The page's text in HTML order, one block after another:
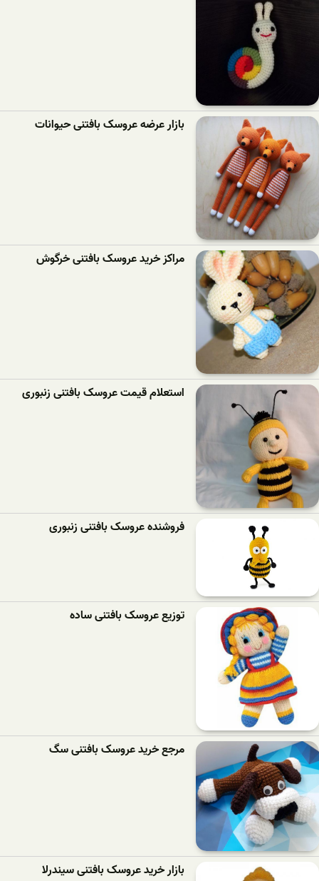
بازار عرضه عروسک بافتنی حیوانات
مراکز خرید عروسک بافتنی خرگوش
استعلام قیمت عروسک بافتنی زنبوری
فروشنده عروسک بافتنی زنبوری
توزیع عروسک بافتنی ساده
مرجع خرید عروسک بافتنی سگ
بازار خرید عروسک بافتنی سیندرلا